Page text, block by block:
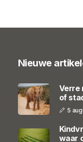
Nieuwe
Verre
of
5
waar